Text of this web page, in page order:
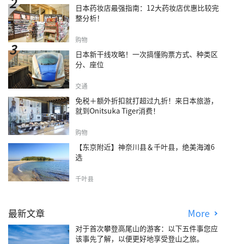
日本药妆店最强指南：12大药妆店优惠比较完
整分析！
购物
日本新干线攻略！一次搞懂购票方式、种类区
分、座位
交通
免税＋额外折扣就打超过九折！来日本旅游，
就到Onitsuka Tiger消费！
购物
【东京附近】神奈川县＆千叶县，绝美海滩6
选
千叶县
最新文章 More
对于首次攀登高尾山的游客：以下五件事您应
该事先了解，以便更好地享受登山之旅。